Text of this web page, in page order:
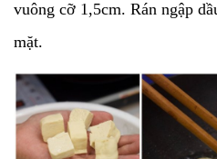
vuông cỡ 1,5cm. Rán ngập
mặt.